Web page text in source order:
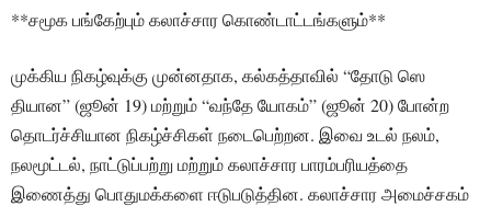
**சமூக பங்கேற்பும் கலாச்சார கொண்டாட்டங்களும்**
முக்கிய நிகழ்வுக்கு முன்னதாக, கல்கத்தாவில் “தோடு ஸெ
தியான” (ஜூன் 19) மற்றும் “வந்தே யோகம்” (ஜூன் 20) போன்ற
தொடர்ச்சியான நிகழ்ச்சிகள் நடைபெற்றன. இவை உடல் நலம்,
நலமூட்டல், நாட்டுப்பற்று மற்றும் கலாச்சார பாரம்பரியத்தை
இணைத்து பொதுமக்களை ஈடுபடுத்தின. கலாச்சார அமைச்சகம்